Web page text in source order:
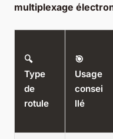
multiplexage
🔍
Type
de
rotule
🎯
Usage
consei
llé